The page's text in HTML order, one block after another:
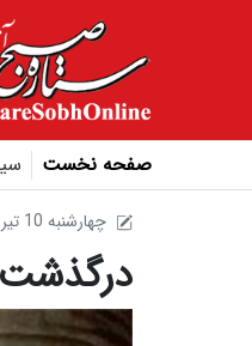
صفحه نخست
1405 چهارشنبه 10 تير
درگذشت